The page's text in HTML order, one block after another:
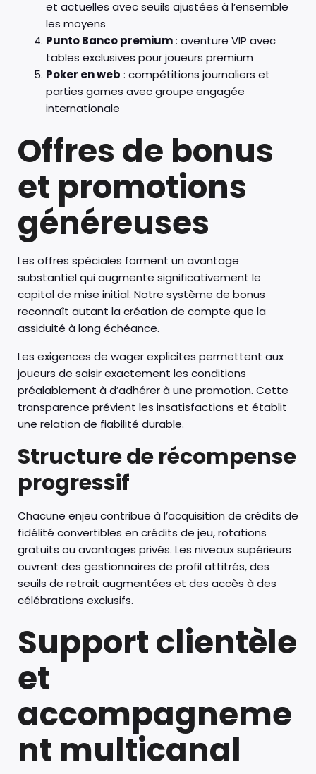
et actuelles avec seuils ajustées à l’ensemble
les moyens
Punto Banco premium: aventure VIP avec
tables exclusives pour joueurs premium
Poker en web : compétitions journaliers et
parties games avec groupe engagée
internationale
Offres de bonus
et promotions
généreuses
Les offres spéciales forment un avantage
substantiel qui augmente significativement le
capital de mise initial. Notre système de bonus
reconnaît autant la création de compte que la
assiduité à long échéance.
Les exigences de wager explicites permettent aux
joueurs de saisir exactement les conditions
préalablement à d’adhérer à une promotion. Cette
transparence prévient les insatisfactions et établit
une relation de fiabilité durable.
Structure de récompense
progressif
Chacune enjeu contribue à l’acquisition de crédits de
fidélité convertibles en crédits de jeu, rotations
gratuits ou avantages privés. Les niveaux supérieurs
ouvrent des gestionnaires de profil attitrés, des
seuils de retrait augmentées et des accès à des
célébrations exclusifs.
Support clientèle
et
accompagneme
nt multicanal